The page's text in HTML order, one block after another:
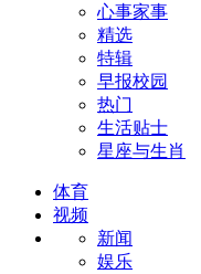
心事家事
精选
特辑
早报校园
热门
生活贴士
星座与生肖
体育
视频
新闻
娱乐